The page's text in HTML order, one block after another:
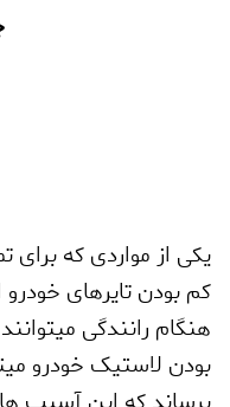
یکی از مواردی که برای
کم بودن تایرهای
هنگام رانندگی
بودن لاستیک خودرو